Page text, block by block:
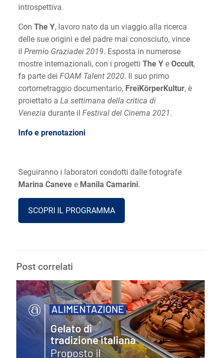
introspettiva.
Con The Y, lavoro nato da un viaggio alla ricerca
delle sue origini e del padre mai conosciuto, vince
il Premio Graziadei 2019. Esposta in numerose
mostre internazionali, con i progetti The Ye Occult,
fa parte dei FOAM Talent 2020. Il suo primo
cortometraggio documentario, FreiKörperKultur, è
proiettato a La settimana della critica di
Venezia durante il Festival del Cinema 2021.
Info e prenotazioni
Seguiranno i laboratori condotti dalle fotografe
Marina Canevee Manila Camarini.
SCOPRI IL PROGRAMMA
Post correlati